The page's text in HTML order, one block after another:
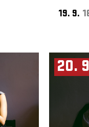
19. 9.
20.